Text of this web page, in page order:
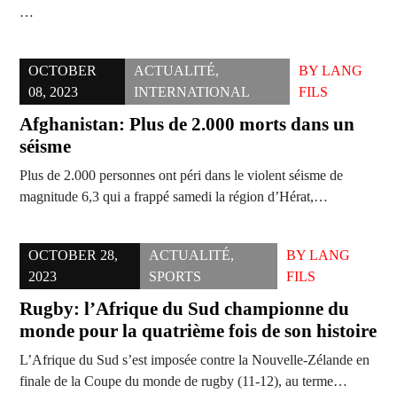
…
OCTOBER
08, 2023
ACTUALITÉ,
INTERNATIONAL
BYLANG
FILS
Afghanistan: Plus de 2.000 morts dans un
séisme
Plus de 2.000 personnes ont péri dans le violent séisme de
magnitude 6,3 qui a frappé samedi la région d’Hérat,…
OCTOBER 28,
2023
ACTUALITÉ,
SPORTS
BYLANG
FILS
Rugby: l’Afrique du Sud championne du
monde pour la quatrième fois de son histoire
L’Afrique du Sud s’est imposée contre la Nouvelle-Zélande en
finale de la Coupe du monde de rugby (11-12), au terme…